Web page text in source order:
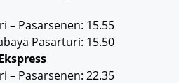
– Pasarsenen: 15.55
Pasarturi: 15.50
– Pasarsenen: 22.35